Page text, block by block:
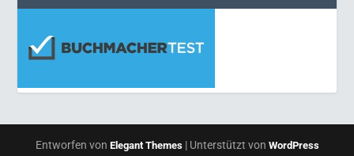
Entworfen von Elegant Themes| Unterstützt von WordPress